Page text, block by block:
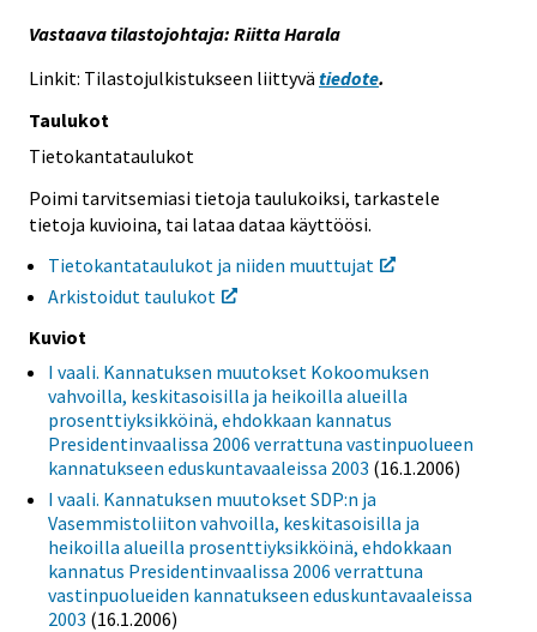
Vastaava tilastojohtaja: Riitta Harala
Linkit: Tilastojulkistukseen liittyvä tiedote.
Taulukot
Tietokantataulukot
Poimi tarvitsemiasi tietoja taulukoiksi, tarkastele
tietoja kuvioina, tai lataa dataa käyttöösi.
Tietokantataulukot ja niiden muuttujat
Arkistoidut taulukot
Kuviot
I vaali. Kannatuksen muutokset Kokoomuksen
vahvoilla, keskitasoisilla ja heikoilla alueilla
prosenttiyksikköinä, ehdokkaan kannatus
Presidentinvaalissa 2006 verrattuna vastinpuolueen
kannatukseen eduskuntavaaleissa 2003 (16.1.2006)
I vaali. Kannatuksen muutokset SDP:n ja
Vasemmistoliiton vahvoilla, keskitasoisilla ja
heikoilla alueilla prosenttiyksikköinä, ehdokkaan
kannatus Presidentinvaalissa 2006 verrattuna
vastinpuolueiden kannatukseen eduskuntavaaleissa
2003 (16.1.2006)